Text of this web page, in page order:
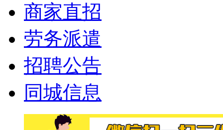
商家直招
劳务派遣
招聘公告
同城信息